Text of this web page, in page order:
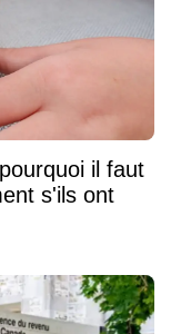
il faut
s'ils ont